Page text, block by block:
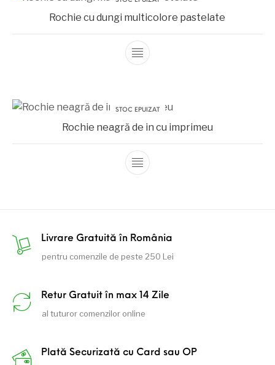
Rochie cu dungi multicolore pastelate
STOC EPUIZAT
Rochie neagră de in cu imprimeu
Livrare Gratuită în România
pentru comenzile de peste 250 Lei
Retur Gratuit în max 14 Zile
al tuturor comenzilor online
Plată Securizată cu Card sau OP